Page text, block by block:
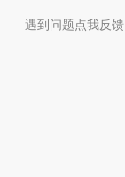
遇到问题点我反馈